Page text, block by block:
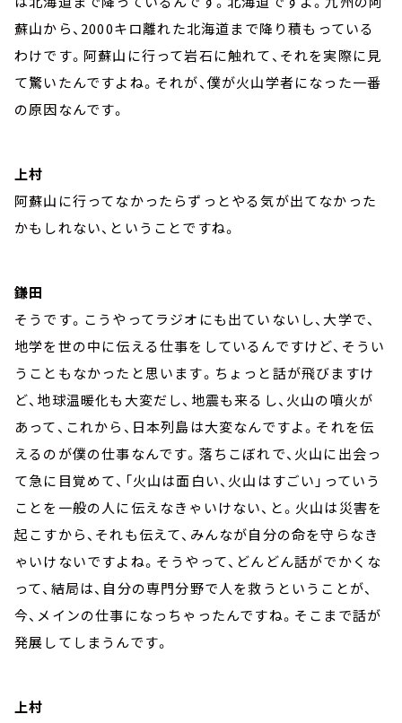
蘇山から、2000キロ離れた北海道まで降り積もっている
わけです。阿蘇山に行って岩石に触れて、それを実際に見
て驚いたんですよね。それが、僕が火山学者になった一番
の原因なんです。
上村
阿蘇山に行ってなかったらずっとやる気が出てなかった
かもしれない、ということですね。
鎌田
そうです。こうやってラジオにも出ていないし、大学で、
地学を世の中に伝える仕事をしているんですけど、そうい
うこともなかったと思います。ちょっと話が飛びますけ
ど、地球温暖化も大変だし、地震も来るし、火山の噴火が
あって、これから、日本列島は大変なんですよ。それを伝
えるのが僕の仕事なんです。落ちこぼれで、火山に出会っ
て急に目覚めて、「火山は面白い、火山はすごい」っていう
ことを一般の人に伝えなきゃいけない、と。火山は災害を
起こすから、それも伝えて、みんなが自分の命を守らなき
ゃいけないですよね。そうやって、どんどん話がでかくな
って、結局は、自分の専門分野で人を救うということが、
今、メインの仕事になっちゃったんですね。そこまで話が
発展してしまうんです。
上村